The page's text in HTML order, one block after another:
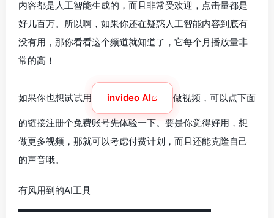
内容都是人工智能生成的，而且非常受欢迎，点击量都是
好几百万。所以啊，如果你还在疑惑人工智能内容到底有
没有用，那你看看这个频道就知道了，它每个月播放量非
常的高！
如果你也想试试用 invideo AI 做视频，可以点下面
的链接注册个免费账号先体验一下。要是你觉得好用，想
做更多视频，那就可以考虑付费计划，而且还能克隆自己
的声音哦。
有风用到的AI工具
▬▬▬▬▬▬▬▬▬▬▬▬▬▬▬▬▬▬▬▬▬